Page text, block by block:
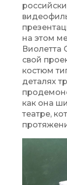
на этом
Виолетта
свой
костюм
деталях
как она
театре,